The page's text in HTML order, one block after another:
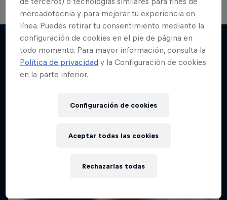
Más contenidos similares
mercadotecnia y para mejorar tu experiencia en
línea. Puedes retirar tu consentimiento mediante la
configuración de cookies en el pie de página en
todo momento. Para mayor información, consulta la
Política de privacidad y la Configuración de cookies
en la parte inferior.
Configuración de cookies
Rechazarlas todas
Aceptar todas las cookies